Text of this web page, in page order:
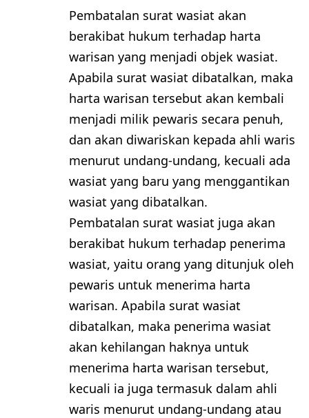
Pembatalan surat wasiat akan
berakibat hukum terhadap harta
warisan yang menjadi objek wasiat.
Apabila surat wasiat dibatalkan, maka
harta warisan tersebut akan kembali
menjadi milik pewaris secara penuh,
dan akan diwariskan kepada ahli waris
menurut undang-undang, kecuali ada
wasiat yang baru yang menggantikan
wasiat yang dibatalkan.
Pembatalan surat wasiat juga akan
berakibat hukum terhadap penerima
wasiat, yaitu orang yang ditunjuk oleh
pewaris untuk menerima harta
warisan. Apabila surat wasiat
dibatalkan, maka penerima wasiat
akan kehilangan haknya untuk
menerima harta warisan tersebut,
kecuali ia juga termasuk dalam ahli
waris menurut undang-undang atau